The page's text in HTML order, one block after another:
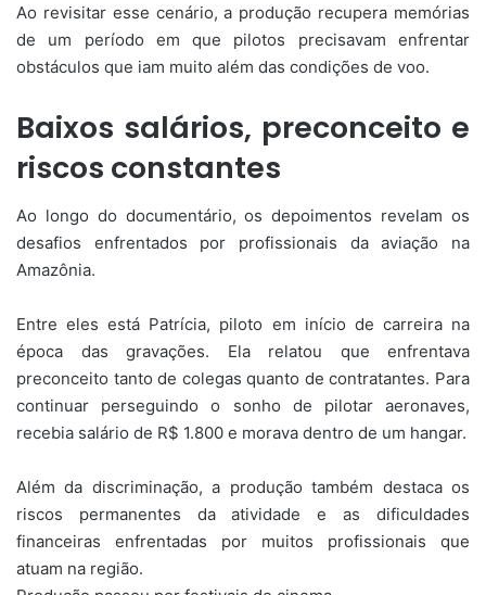
Ao revisitar esse cenário, a produção recupera memórias
de um período em que pilotos precisavam enfrentar
obstáculos que iam muito além das condições de voo.
Baixos salários, preconceito e
riscos constantes
Ao longo do documentário, os depoimentos revelam os
desafios enfrentados por profissionais da aviação na
Amazônia.
Entre eles está Patrícia, piloto em início de carreira na
época das gravações. Ela relatou que enfrentava
preconceito tanto de colegas quanto de contratantes. Para
continuar perseguindo o sonho de pilotar aeronaves,
recebia salário de R$ 1.800 e morava dentro de um hangar.
Além da discriminação, a produção também destaca os
riscos permanentes da atividade e as dificuldades
financeiras enfrentadas por muitos profissionais que
atuam na região.